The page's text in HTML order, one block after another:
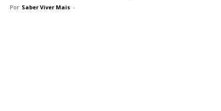
Por Saber Viver Mais -